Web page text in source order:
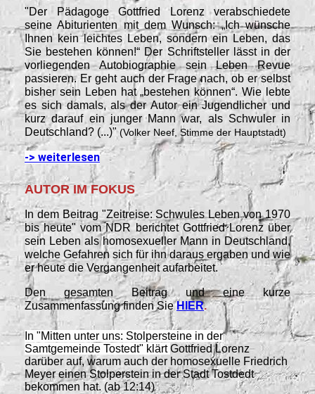
"Der Pädagoge Gottfried Lorenz verabschiedete
seine Abiturienten mit dem Wunsch: „Ich wünsche
Ihnen kein leichtes Leben, sondern ein Leben, das
Sie bestehen können!“ Der Schriftsteller lässt in der
vorliegenden Autobiographie sein Leben Revue
passieren. Er geht auch der Frage nach, ob er selbst
bisher sein Leben hat „bestehen können“. Wie lebte
es sich damals, als der Autor ein Jugendlicher und
kurz darauf ein junger Mann war, als Schwuler in
Deutschland? (...)"(Volker Neef , Stimme der Hauptstadt)
-> weiterlesen
AUTOR IM FOKUS
In dem Beitrag "Zeitreise: Schwules Leben von 1970
bis heute" vom NDRberichtet Gottfried Lorenz über
sein Leben als homosexueller Mann in Deutschland,
welche Gefahren sich für ihn daraus ergaben und wie
er heute die Vergangenheit aufarbeitet.
Den gesamten Beitrag und eine kurze
Zusammenfassung finden SieHIER.
In "Mitten unter uns: Stolpersteine in der
Samtgemeinde Tostedt" klärtGottfried Lorenz
darüber auf, warum auch der homosexuelle Friedrich
Meyer einen Stolperstein in der Stadt Tostdedt
bekommen hat. (ab 12:14)